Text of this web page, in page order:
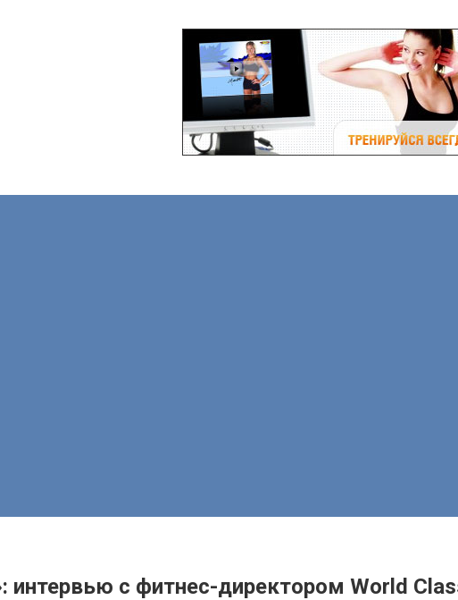
интервью с фитнес-директором World